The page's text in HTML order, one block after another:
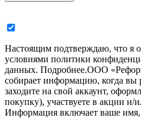
Настоящим подтверждаю, что я
условиями политики
данных. Подробнее.ООО
собирает информацию, когда вы
заходите на свой аккаунт,
покупку), участвуете в акции и/
Информация включает ваше имя,